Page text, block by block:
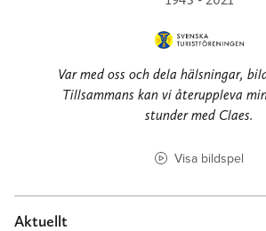
Var med oss och dela hälsningar,
Tillsammans kan vi återuppleva
stunder med Claes.
Visa bildspel
Aktuellt